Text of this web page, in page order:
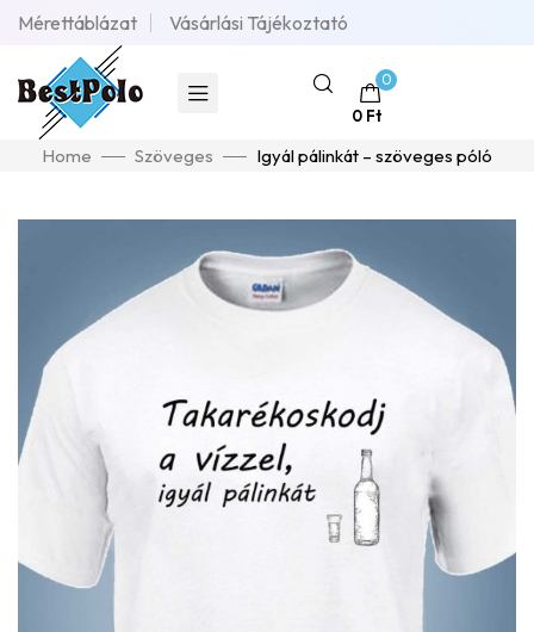
Mérettáblázat Vásárlási Tájékoztató
0
0 Ft
Home Szöveges Igyál pálinkát – szöveges póló